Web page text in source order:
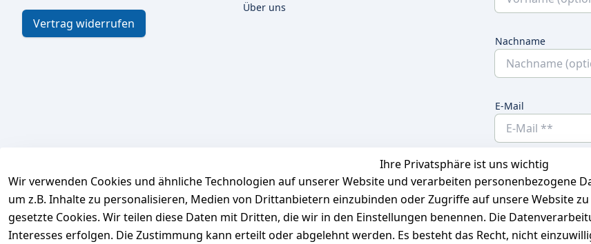
Ihre Privatsphäre ist uns wichtig
Wir verwenden Cookies und ähnliche Technologien auf unserer Website und verarbeiten personenbezogene
um z.B. Inhalte zu personalisieren, Medien von Drittanbietern einzubinden oder Zugriffe auf unsere Website
gesetzte Cookies. Wir teilen diese Daten mit Dritten, die wir in den Einstellungen benennen. Die
Interesses erfolgen. Die Zustimmung kann erteilt oder abgelehnt werden. Es besteht das Recht, nicht
Vertrag widerrufen
Über uns
Nachname
E-Mail
Ich
habe.